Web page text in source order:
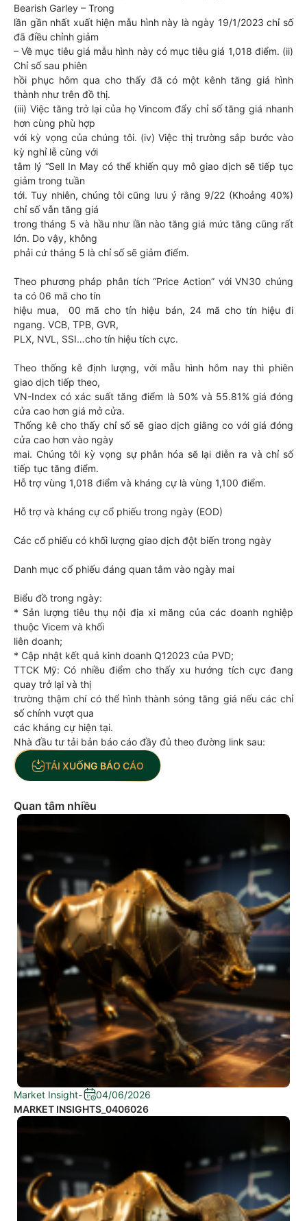
Bearish Garley – Trong
lần gần nhất xuất hiện mẫu hình này là ngày 19/1/2023 chỉ số
đã điều chỉnh giảm
– Về mục tiêu giá mẫu hình này có mục tiêu giá 1,018 điểm. (ii)
Chỉ số sau phiên
hồi phục hôm qua cho thấy đã có một kênh tăng giá hình
thành như trên đồ thị.
(iii) Việc tăng trở lại của họ Vincom đẩy chỉ số tăng giá nhanh
hơn cùng phù hợp
với kỳ vọng của chúng tôi. (iv) Việc thị trường sắp bước vào
kỳ nghỉ lễ cùng với
tâm lý “Sell In May có thể khiến quy mô giao dịch sẽ tiếp tục
giảm trong tuần
tới. Tuy nhiên, chúng tôi cũng lưu ý rằng 9/22 (Khoảng 40%)
chỉ số vẫn tăng giá
trong tháng 5 và hầu như lần nào tăng giá mức tăng cũng rất
lớn. Do vậy, không
phải cứ tháng 5 là chỉ số sẽ giảm điểm.
Theo phương pháp phân tích “Price Action” với VN30 chúng
ta có 06 mã cho tín
hiệu mua, 00 mã cho tín hiệu bán, 24 mã cho tín hiệu đi
ngang. VCB, TPB, GVR,
PLX, NVL, SSI…cho tín hiệu tích cực.
Theo thống kê định lượng, với mẫu hình hôm nay thì phiên
giao dịch tiếp theo,
VN-Index có xác suất tăng điểm là 50% và 55.81% giá đóng
cửa cao hơn giá mở cửa.
Thống kê cho thấy chỉ số sẽ giao dịch giằng co với giá đóng
cửa cao hơn vào ngày
mai. Chúng tôi kỳ vọng sự phân hóa sẽ lại diễn ra và chỉ số
tiếp tục tăng điểm.
Hỗ trợ vùng 1,018 điểm và kháng cự là vùng 1,100 điểm.
Hỗ trợ và kháng cự cổ phiếu trong ngày (EOD)
Các cổ phiếu có khối lượng giao dịch đột biến trong ngày
Danh mục cổ phiếu đáng quan tâm vào ngày mai
Biểu đồ trong ngày:
* Sản lượng tiêu thụ nội địa xi măng của các doanh nghiệp
thuộc Vicem và khối
liên doanh;
* Cập nhật kết quả kinh doanh Q12023 của PVD;
TTCK Mỹ: Có nhiều điểm cho thấy xu hướng tích cực đang
quay trở lại và thị
trường thậm chí có thể hình thành sóng tăng giá nếu các chỉ
số chính vượt qua
các kháng cự hiện tại.
Nhà đầu tư tải bản báo cáo đầy đủ theo đường link sau:
TẢI XUỐNG BÁO CÁO
Quan tâm nhiều
Market Insight-
04/06/2026
MARKET INSIGHTS_0406026